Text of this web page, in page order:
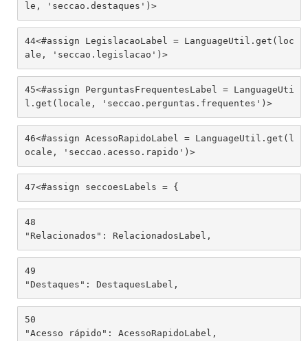
le, 'seccao.destaques')>
44<#assign LegislacaoLabel = LanguageUtil.get(loc
ale, 'seccao.legislacao')>
45<#assign PerguntasFrequentesLabel = LanguageUti
l.get(locale, 'seccao.perguntas.frequentes')>
46<#assign AcessoRapidoLabel = LanguageUtil.get(l
ocale, 'seccao.acesso.rapido')>
47<#assign seccoesLabels = {
48
"Relacionados": RelacionadosLabel,
49
"Destaques": DestaquesLabel,
50
"Acesso rápido": AcessoRapidoLabel,